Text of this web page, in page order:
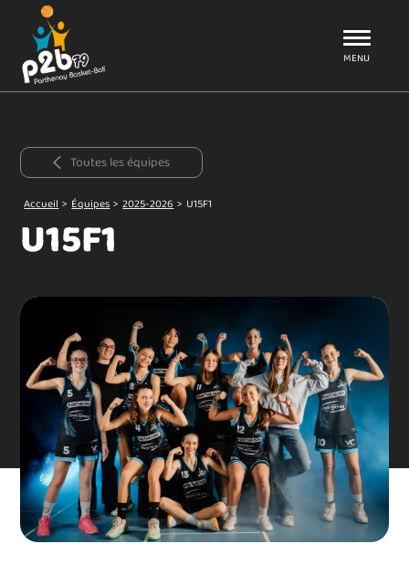
P2B79
MENU
Toutes les équipes
Accueil > Équipes > 2025-2026 > U15F1
U15F1